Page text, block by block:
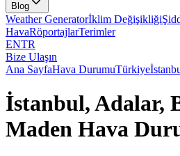
Blog
Weather Generatorİklim Değişikliği
HavaRöportajlarTerimler
ENTR
Bize Ulaşın
Ana SayfaHava DurumuTürkiye
İstanbul, Adalar,
Maden Hava